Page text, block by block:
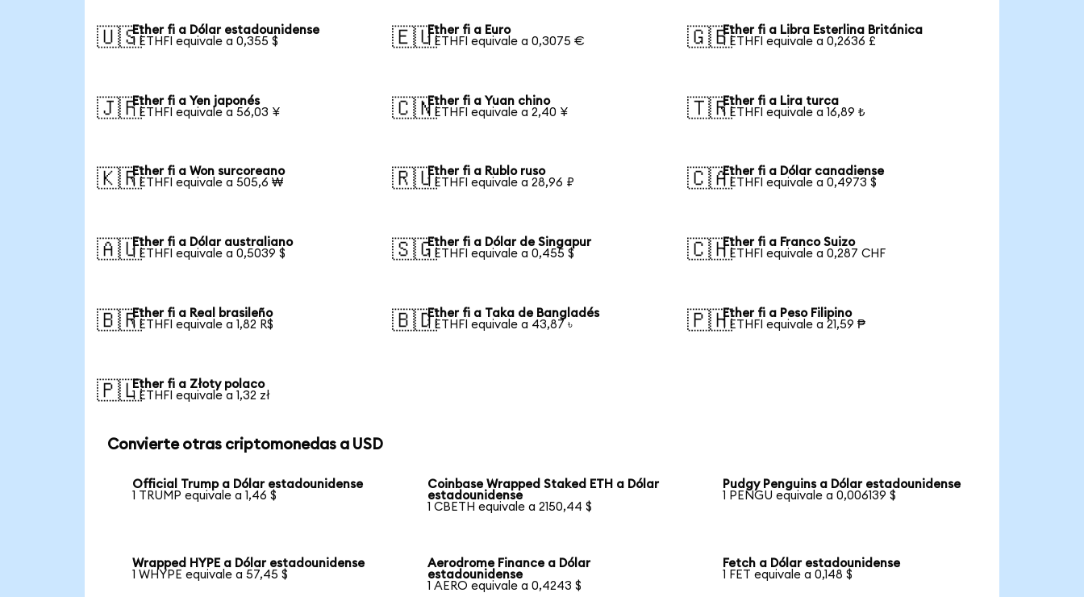
🇺🇸Ether fi a Dólar estadounidense
1 ETHFI equivale a 0,355 $
🇪🇺Ether fi a Euro
1 ETHFI equivale a 0,3075 €
🇬🇧Ether fi a Libra Esterlina Británica
1 ETHFI equivale a 0,2636 £
🇯🇵Ether fi a Yen japonés
1 ETHFI equivale a 56,03 ¥
🇨🇳Ether fi a Yuan chino
1 ETHFI equivale a 2,40 ¥
🇹🇷Ether fi a Lira turca
1 ETHFI equivale a 16,89 ₺
🇰🇷Ether fi a Won surcoreano
1 ETHFI equivale a 505,6 ₩
🇷🇺Ether fi a Rublo ruso
1 ETHFI equivale a 28,96 ₽
🇨🇦Ether fi a Dólar canadiense
1 ETHFI equivale a 0,4973 $
🇦🇺Ether fi a Dólar australiano
1 ETHFI equivale a 0,5039 $
🇸🇬Ether fi a Dólar de Singapur
1 ETHFI equivale a 0,455 $
🇨🇭Ether fi a Franco Suizo
1 ETHFI equivale a 0,287 CHF
🇧🇷Ether fi a Real brasileño
1 ETHFI equivale a 1,82 R$
🇧🇩Ether fi a Taka de Bangladés
1 ETHFI equivale a 43,87 ৳
🇵🇭Ether fi a Peso Filipino
1 ETHFI equivale a 21,59 ₱
🇵🇱Ether fi a Złoty polaco
1 ETHFI equivale a 1,32 zł
Convierte otras criptomonedas a USD
Official Trump a Dólar estadounidense
1 TRUMP equivale a 1,46 $
Coinbase Wrapped Staked ETH a Dólar
estadounidense
1 CBETH equivale a 2150,44 $
Pudgy Penguins a Dólar estadounidense
1 PENGU equivale a 0,006139 $
Wrapped HYPE a Dólar estadounidense
1 WHYPE equivale a 57,45 $
Aerodrome Finance a Dólar
estadounidense
1 AERO equivale a 0,4243 $
Fetch a Dólar estadounidense
1 FET equivale a 0,148 $